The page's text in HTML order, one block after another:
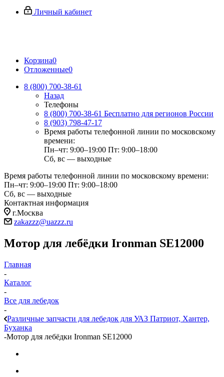
Личный кабинет
Корзина0
Отложенные0
8 (800) 700-38-61
Назад
Телефоны
8 (800) 700-38-61 Бесплатно для регионов России
8 (903) 798-47-17
Время работы телефонной линии по московскому
времени:
Пн–чт: 9:00–19:00 Пт: 9:00–18:00
Сб, вс — выходные
Время работы телефонной линии по московскому времени:
Пн–чт: 9:00–19:00 Пт: 9:00–18:00
Сб, вс — выходные
Контактная информация
г.Москва
zakazzz@uazzz.ru
Мотор для лебёдки Ironman SE12000
Главная
-
Каталог
-
Все для лебедок
-
Различные запчасти для лебедок для УАЗ Патриот, Хантер,
Буханка
-Мотор для лебёдки Ironman SE12000